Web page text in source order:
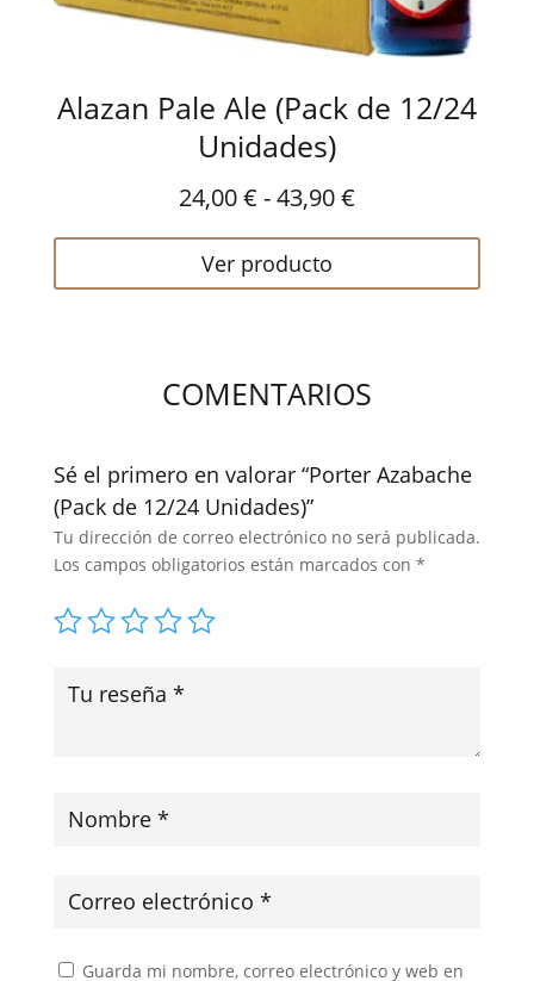
Alazan Pale Ale (Pack de 12/24
Unidades)
24,00€ -43,90€Rango
de
43,90 €
Ver producto
COMENTARIOS
Sé el primero en valorar “Porter Azabache
(Pack de 12/24 Unidades)”
Tu dirección de correo electrónico no será publicada.
Los campos obligatorios están marcados con *
Guarda mi nombre, correo electrónico y web en